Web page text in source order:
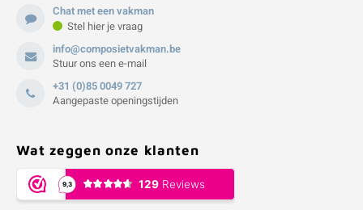
Chat met een vakman
Stel hier je vraag
info@composietvakman.be
Stuur ons een e-mail
+31 (0)85 0049 727
Aangepaste openingstijden
Wat zeggen onze klanten